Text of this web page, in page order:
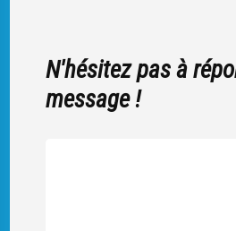
N'hésitez pas à
message !